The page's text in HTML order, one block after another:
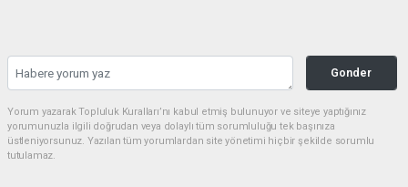
Gonder
Yorum yazarak Topluluk Kuralları’nı kabul etmiş bulunuyor ve siteye yaptığınız
yorumunuzla ilgili doğrudan veya dolaylı tüm sorumluluğu tek başınıza
üstleniyorsunuz. Yazılan tüm yorumlardan site yönetimi hiçbir şekilde sorumlu
tutulamaz.